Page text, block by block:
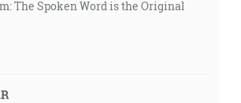
The Spoken Word is the Original